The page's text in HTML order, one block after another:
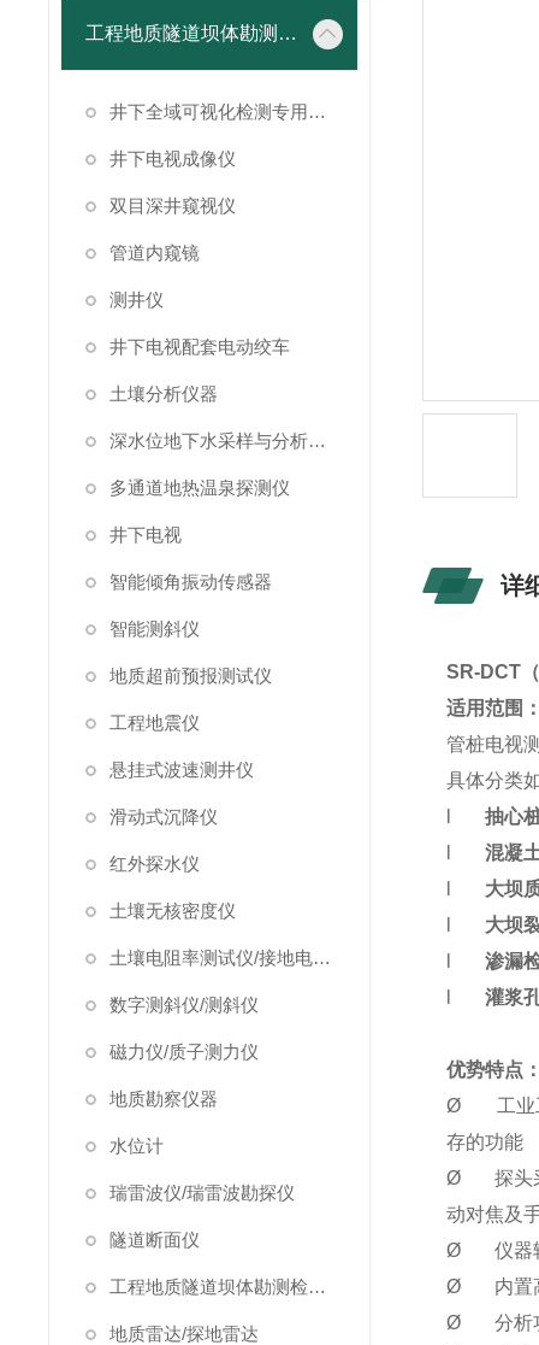
工程地质隧道坝体勘测仪器
井下全域可视化检测专用成像设备
井下电视成像仪
双目深井窥视仪
管道内窥镜
测井仪
井下电视配套电动绞车
土壤分析仪器
深水位地下水采样与分析系统
多通道地热温泉探测仪
井下电视
智能倾角振动传感器
智能测斜仪
地质超前预报测试仪
工程地震仪
悬挂式波速测井仪
滑动式沉降仪
红外探水仪
土壤无核密度仪
土壤电阻率测试仪/接地电阻测试仪
数字测斜仪/测斜仪
磁力仪/质子测力仪
地质勘察仪器
水位计
瑞雷波仪/瑞雷波勘探仪
隧道断面仪
工程地质隧道坝体勘测检测仪器
地质雷达/探地雷达
详
SR-DCT
适用范围
管桩电视
具体分类
l抽心
l混凝
大坝
大坝
l渗漏
l灌浆
优势特点
Ø 工业工
存的功能
Ø 探头采
动对焦及
Ø 仪器轻
Ø 内置高
Ø 分析功